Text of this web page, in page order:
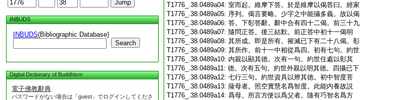
INBUDS
INBUDS(Bibliographic Database)
Search
Digital Dictionary of Buddhism
電子佛教辭典
パスワードがない場合は「guest」でログインしてくださ
T1776_.38.0489a04: 室而起。維摩下答。於是維摩以偈答曰。經家
T1776_.38.0489a05: 序列。偈言要略。少字之中能攝多義。故以偈
T1776_.38.0489a06: 答。下彰答辭。辭中合有四十二偈。前三十九
T1776_.38.0489a07: 隨問正答。後三結歎。前正答中初十一偈明
T1776_.38.0489a08: 其所成。即是所有。摧滅已下有二十八偈。彰
T1776_.38.0489a09: 其所作。前十一中相從爲四。初有七句。約世
T1776_.38.0489a10: 内親以顯其徳。次有一句。約世住處以彰其
T1776_.38.0489a11: 徳。次有五句。約世外親以明其徳。四攝已下
T1776_.38.0489a12: 七行三句。約世資具以辨其徳。初中智度菩
T1776_.38.0489a13: 薩母者。照空實慧名爲智度。此能内養故説
T1776_.38.0489a14: 爲母。所言方便以爲父者。隨有巧智名爲方